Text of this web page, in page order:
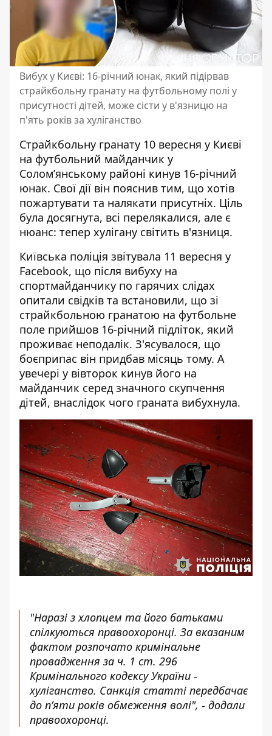
Вибух у Києві: 16-річний юнак, який підірвав
страйкбольну гранату на футбольному полі у
присутності дітей, може сісти у в'язницю на
п'ять років за хуліганство
Страйкбольну гранату 10 вересня у Києві
на футбольний майданчик у
Солом’янському районі кинув 16-річний
юнак. Свої дії він пояснив тим, що хотів
пожартувати та налякати присутніх. Ціль
була досягнута, всі перелякалися, але є
нюанс: тепер хулігану світить в'язниця.
Київська поліція звітувала 11 вересня у
Facebook, що після вибуху на
спортмайданчику по гарячих слідах
опитали свідків та встановили, що зі
страйкбольною гранатою на футбольне
поле прийшов 16-річний підліток, який
проживає неподалік. З'ясувалося, що
боєприпас він придбав місяць тому. А
увечері у вівторок кинув його на
майданчик серед значного скупчення
дітей, внаслідок чого граната вибухнула.
"Наразі з хлопцем та його батьками
спілкуються правоохоронці. За вказаним
фактом розпочато кримінальне
провадження за ч. 1 ст. 296
Кримінального кодексу України -
хуліганство. Санкція статті передбачає
до п’яти років обмеження волі", - додали
правоохоронці.